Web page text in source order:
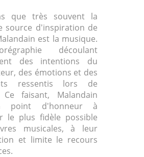
que très souvent la
source d'inspiration de
est la musique.
découlant
des intentions du
des émotions et des
ressentis lors de
Ce faisant, Malandain
point d'honneur à
le plus fidèle possible
musicales, à leur
et limite le recours